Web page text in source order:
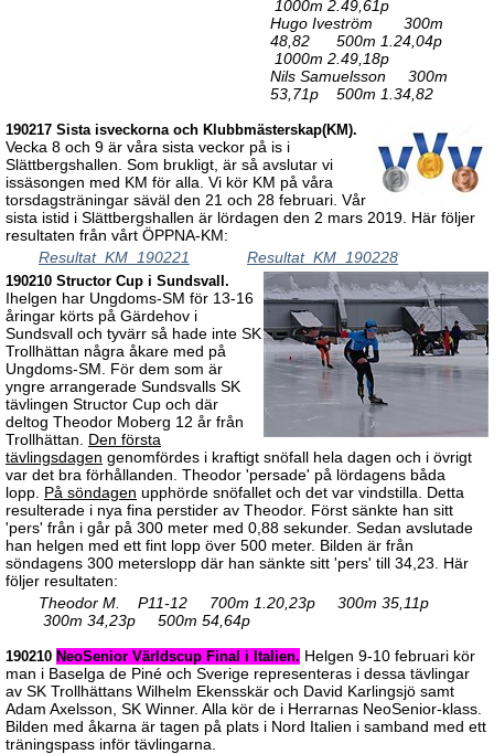
1000m 2.49,61p
Hugo Iveström 300m
48,82 500m 1.24,04p
1000m 2.49,18p
Nils Samuelsson 300m
53,71p 500m 1.34,82
190217 Sista isveckorna och Klubbmästerskap(KM).
Vecka 8 och 9 är våra sista veckor på is i
Slättbergshallen. Som brukligt, är så avslutar vi
issäsongen med KM för alla. Vi kör KM på våra
torsdagsträningar säväl den 21 och 28 februari. Vår
sista istid i Slättbergshallen är lördagen den 2 mars 2019. Här följer
resultaten från vårt ÖPPNA-KM:
Resultat_KM_190221
Resultat_KM_190228
190210 Structor Cup i Sundsvall.
Ihelgen har Ungdoms-SM för 13-16
åringar körts på Gärdehov i
Sundsvall och tyvärr så hade inte SK
Trollhättan några åkare med på
Ungdoms-SM. För dem som är
yngre arrangerade Sundsvalls SK
tävlingen Structor Cup och där
deltog Theodor Moberg 12 år från
Trollhättan. Den första
tävlingsdagen genomfördes i kraftigt snöfall hela dagen och i övrigt
var det bra förhållanden. Theodor 'persade' på lördagens båda
lopp. På söndagen upphörde snöfallet och det var vindstilla. Detta
resulterade i nya fina perstider av Theodor. Först sänkte han sitt
'pers' från i går på 300 meter med 0,88 sekunder. Sedan avslutade
han helgen med ett fint lopp över 500 meter. Bilden är från
söndagens 300 meterslopp där han sänkte sitt 'pers' till 34,23. Här
följer resultaten:
Theodor M. P11-12 700m 1.20,23p 300m 35,11p
300m 34,23p 500m 54,64p
190210 NeoSenior Världscup Final i Italien. Helgen 9-10 februari kör
man i Baselga de Piné och Sverige representeras i dessa tävlingar
av SK Trollhättans Wilhelm Ekensskär och David Karlingsjö samt
Adam Axelsson, SK Winner. Alla kör de i Herrarnas NeoSenior-klass.
Bilden med åkarna är tagen på plats i Nord Italien i samband med ett
träningspass inför tävlingarna.